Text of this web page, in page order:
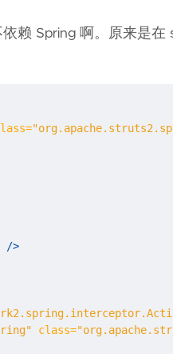
赖 Spring 啊。原来是在
/>
class=